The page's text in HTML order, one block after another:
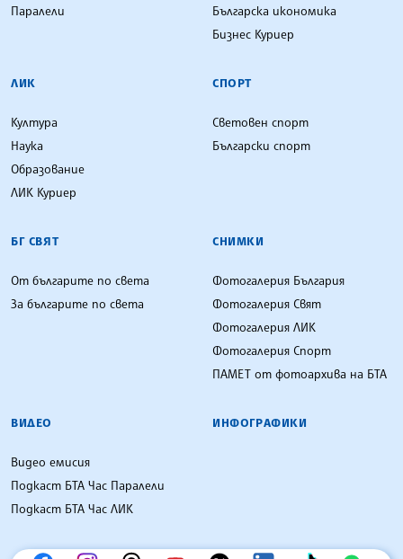
Паралели
Българска икономика
Бизнес Куриер
ЛИК
Култура
Наука
Образование
ЛИК Куриер
СПОРТ
Световен спорт
Български спорт
БГ СВЯТ
От българите по света
За българите по света
СНИМКИ
Фотогалерия България
Фотогалерия Свят
Фотогалерия ЛИК
Фотогалерия Спорт
ПАМЕТ от фотоархива на БТА
ВИДЕО
Видео емисия
Подкаст БТА Час Паралели
Подкаст БТА Час ЛИК
ИНФОГРАФИКИ